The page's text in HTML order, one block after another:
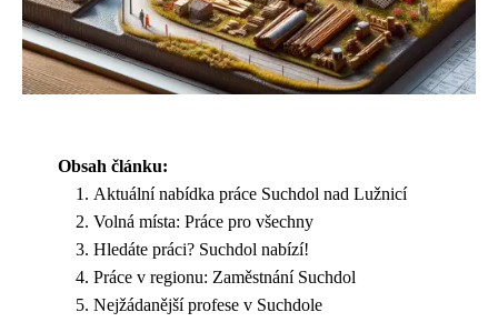
Obsah článku:
Aktuální nabídka práce Suchdol nad Lužnicí
Volná místa: Práce pro všechny
Hledáte práci? Suchdol nabízí!
Práce v regionu: Zaměstnání Suchdol
Nejžádanější profese v Suchdole